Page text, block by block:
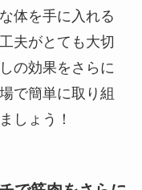
体を手に入れる
夫がとても大切
の効果をさらに
で簡単に取り組
しょう！